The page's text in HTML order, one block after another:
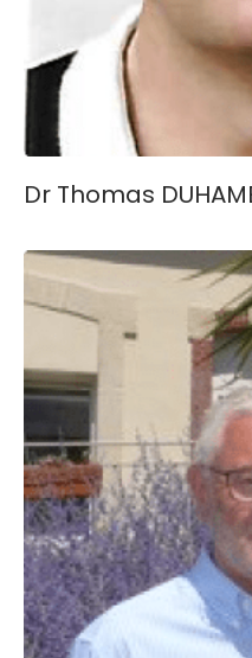
Dr Thomas